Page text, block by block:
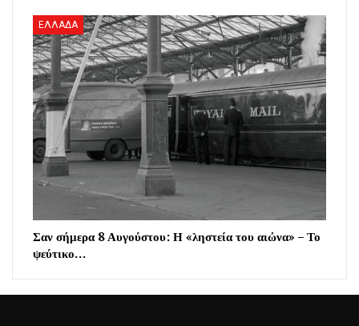
ΕΛΛΑΔΑ
Σαν σήμερα 8 Αυγούστου: Η «ληστεία του αιώνα» – Το
ψεύτικο…